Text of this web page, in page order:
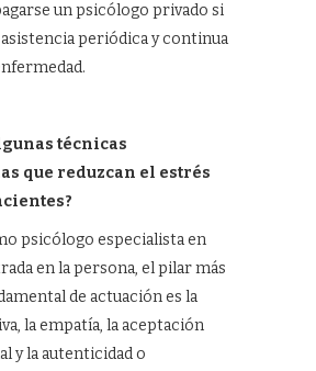
un psicólogo privado si
periódica y continua
técnicas
que reduzcan el estrés
psicólogo especialista en
en la persona, el pilar más
de actuación es la
la empatía, la aceptación
y la autenticidad o